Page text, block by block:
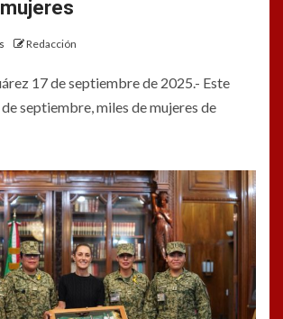
Redacción
17 de septiembre de 2025.- Este
septiembre, miles de mujeres de